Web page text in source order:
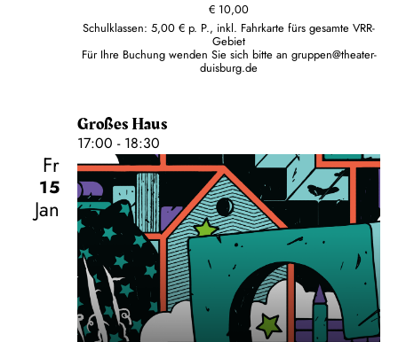
€ 10,00
Schulklassen: 5,00 € p. P., inkl. Fahrkarte fürs gesamte VRR-
Gebiet
Für Ihre Buchung wenden Sie sich bitte an gruppen@theater-
duisburg.de
Großes Haus
17:00 - 18:30
Fr
15
Jan